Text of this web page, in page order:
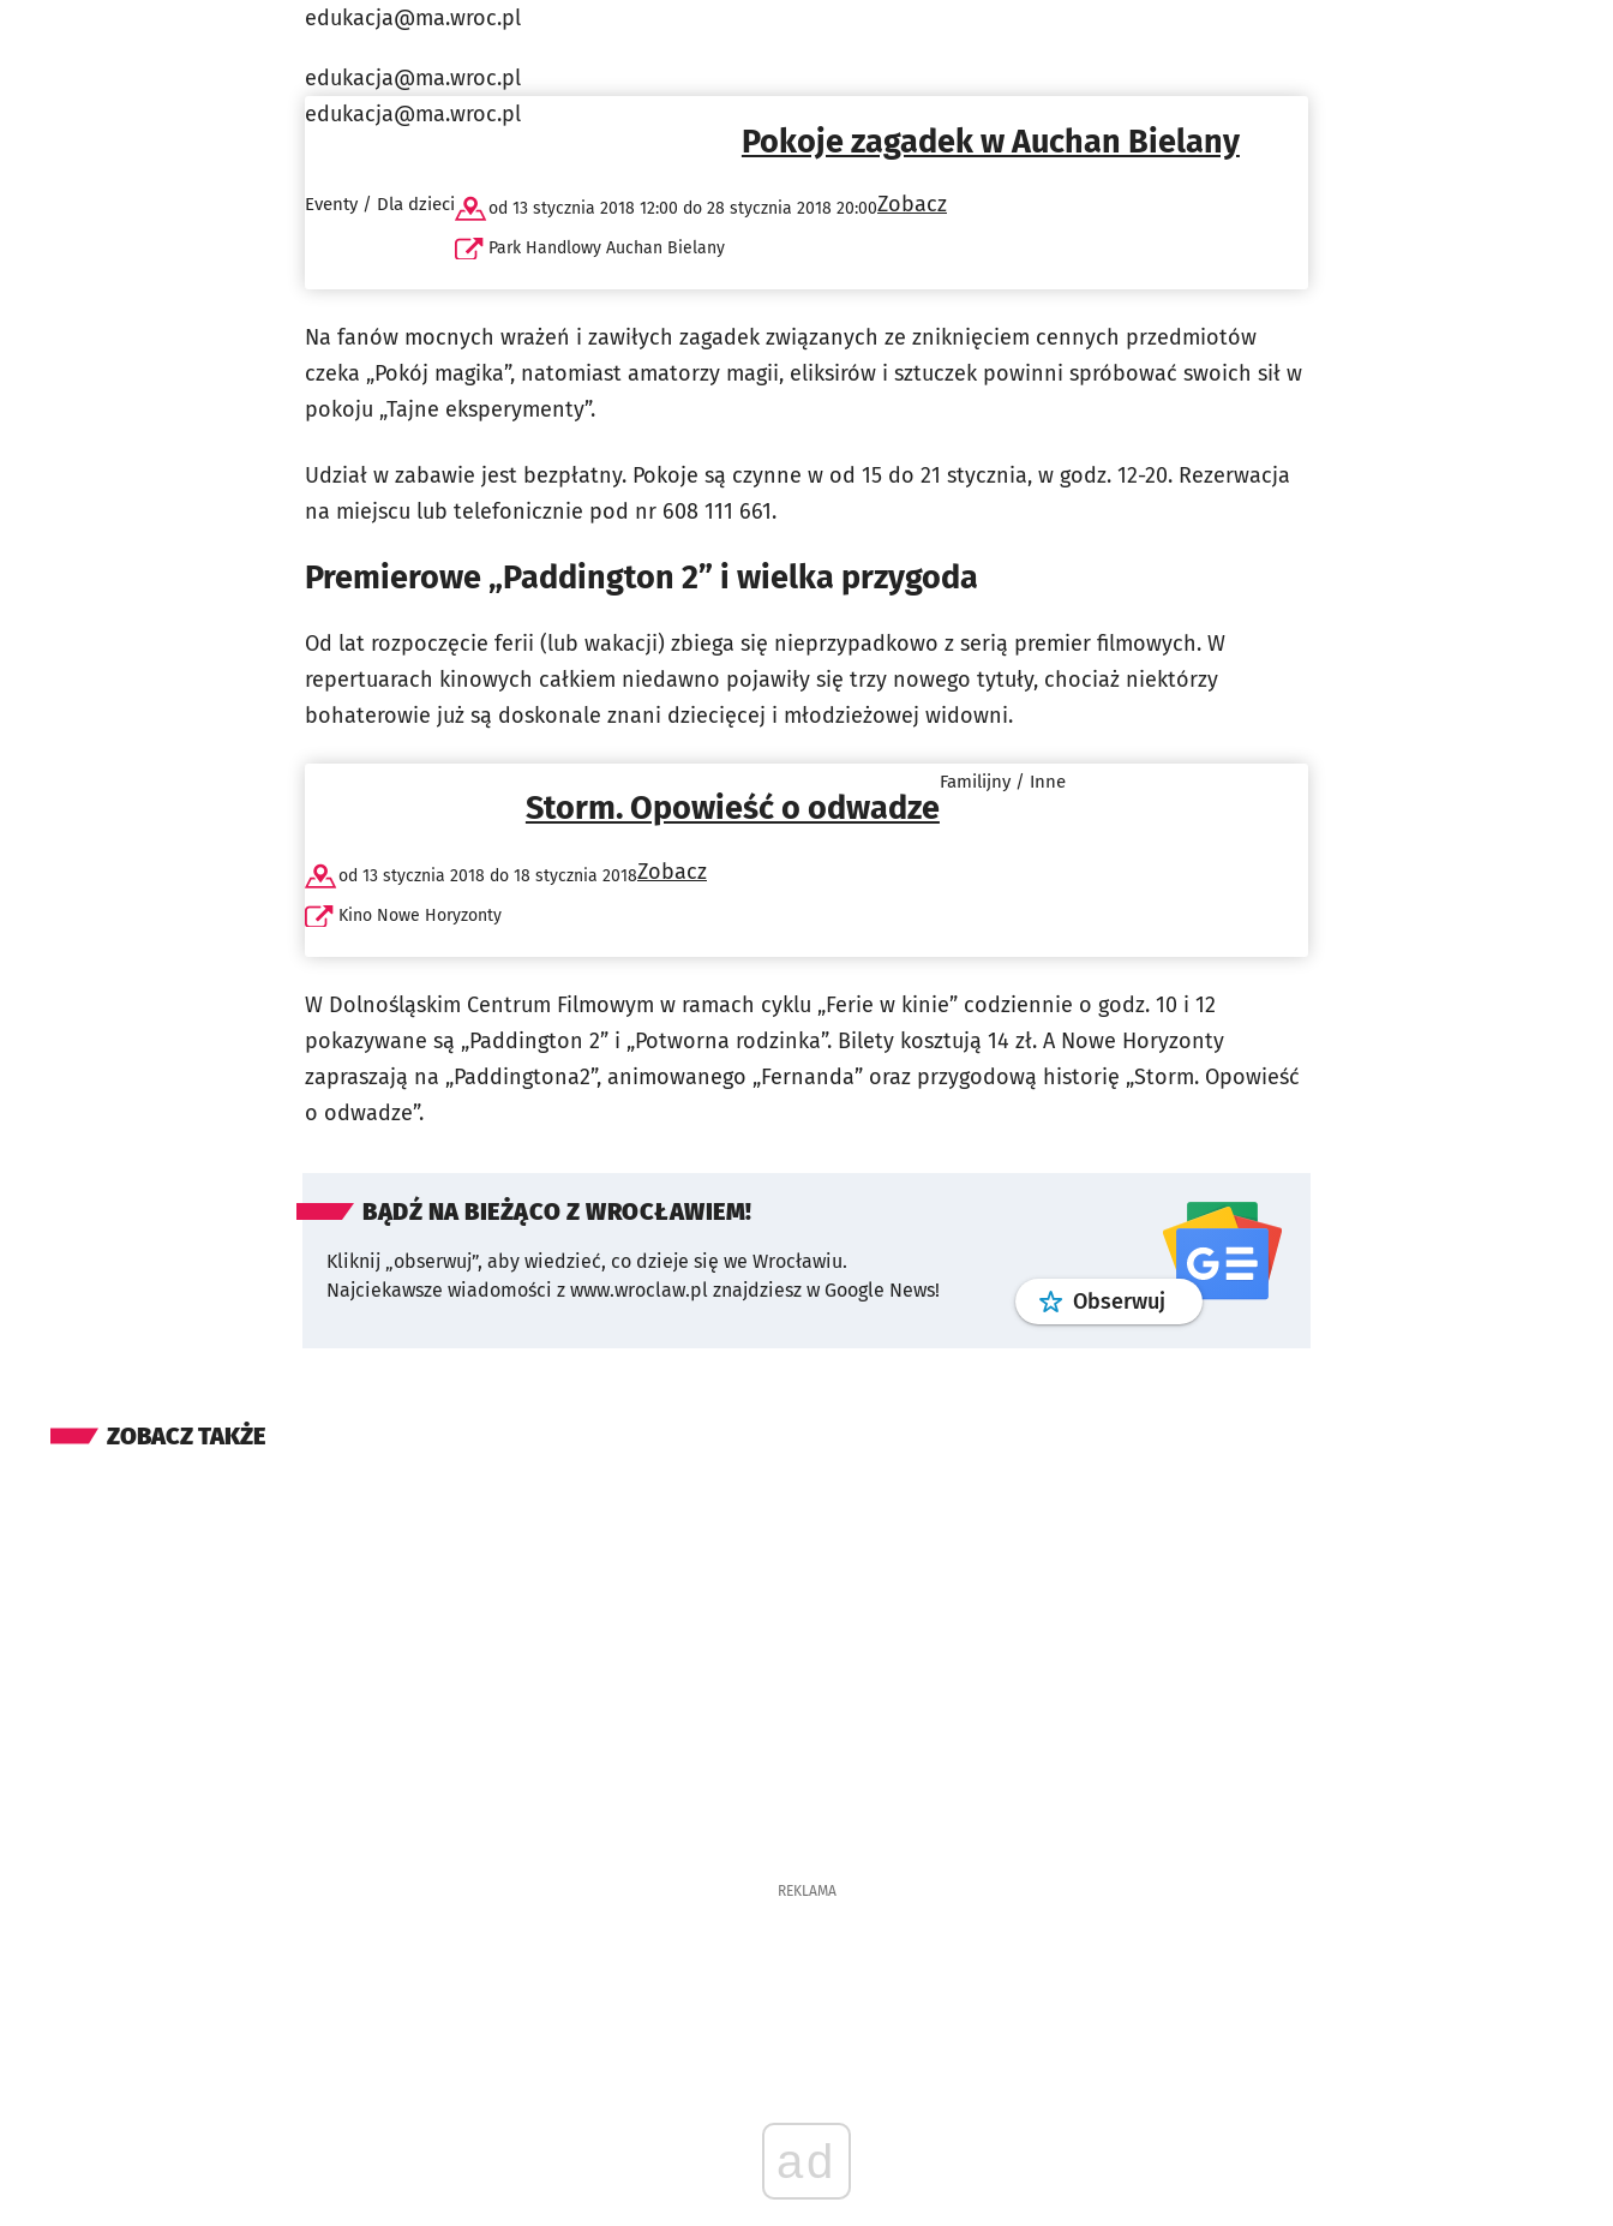
edukacja@ma.wroc.pl
edukacja@ma.wroc.pl
edukacja@ma.wroc.pl
Pokoje zagadek w Auchan Bielany
Eventy / Dla dzieci
od 13 stycznia 2018 12:00 do 28 stycznia 2018 20:00
Park Handlowy Auchan Bielany
Zobacz
Na fanów mocnych wrażeń i zawiłych zagadek związanych ze zniknięciem cennych przedmiotów
czeka „Pokój magika”, natomiast amatorzy magii, eliksirów i sztuczek powinni spróbować swoich sił w
pokoju „Tajne eksperymenty”.
Udział w zabawie jest bezpłatny. Pokoje są czynne w od 15 do 21 stycznia, w godz. 12-20. Rezerwacja
na miejscu lub telefonicznie pod nr 608 111 661.
Premierowe „Paddington 2” i wielka przygoda
Od lat rozpoczęcie ferii (lub wakacji) zbiega się nieprzypadkowo z serią premier filmowych. W
repertuarach kinowych całkiem niedawno pojawiły się trzy nowego tytuły, chociaż niektórzy
bohaterowie już są doskonale znani dziecięcej i młodzieżowej widowni.
Storm. Opowieść o odwadze
Familijny / Inne
od 13 stycznia 2018 do 18 stycznia 2018
Kino Nowe Horyzonty
Zobacz
W Dolnośląskim Centrum Filmowym w ramach cyklu „Ferie w kinie” codziennie o godz. 10 i 12
pokazywane są „Paddington 2” i „Potworna rodzinka”. Bilety kosztują 14 zł. A Nowe Horyzonty
zapraszają na „Paddingtona2”, animowanego „Fernanda” oraz przygodową historię „Storm. Opowieść
o odwadze”.
BĄDŹ NA BIEŻĄCO Z WROCŁAWIEM!
Kliknij „obserwuj”, aby wiedzieć, co dzieje się we Wrocławiu.
Najciekawsze wiadomości z www.wroclaw.pl znajdziesz w Google News!
Obserwuj profilgoogle news
ZOBACZ TAKŻE
REKLAMA
ad